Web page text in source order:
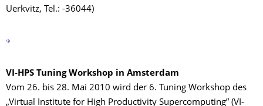
Uerkvitz, Tel.: -36044)
VI-HPS Tuning Workshop in Amsterdam
Vom 26. bis 28. Mai 2010 wird der 6. Tuning Workshop des
„Virtual Institute for High Productivity Supercomputing” (VI-